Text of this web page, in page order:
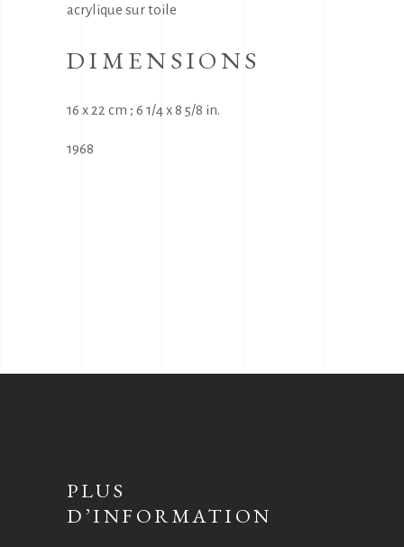
acrylique sur toile
DIMENSIONS
16 x 22 cm ; 6 1/4 x 8 5/8 in.
1968
PLUS
D’INFORMATION